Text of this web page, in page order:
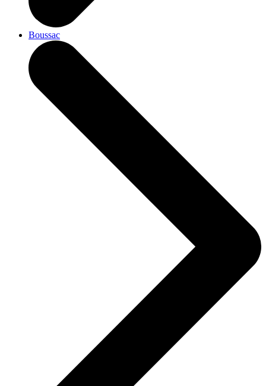
Boussac